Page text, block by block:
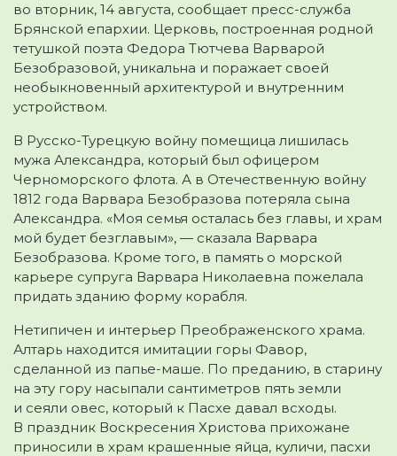
во вторник, 14 августа, сообщает пресс-служба
Брянской епархии. Церковь, построенная родной
тетушкой поэта Федора Тютчева Варварой
Безобразовой, уникальна и поражает своей
необыкновенный архитектурой и внутренним
устройством.
В Русско-Турецкую войну помещица лишилась
мужа Александра, который был офицером
Черноморского флота. А в Отечественную войну
1812 года Варвара Безобразова потеряла сына
Александра. «Моя семья осталась без главы, и храм
мой будет безглавым», — сказала Варвара
Безобразова. Кроме того, в память о морской
карьере супруга Варвара Николаевна пожелала
придать зданию форму корабля.
Нетипичен и интерьер Преображенского храма.
Алтарь находится имитации горы Фавор,
сделанной из папье-маше. По преданию, в старину
на эту гору насыпали сантиметров пять земли
и сеяли овес, который к Пасхе давал всходы.
В праздник Воскресения Христова прихожане
приносили в храм крашенные яйца, куличи, пасхи